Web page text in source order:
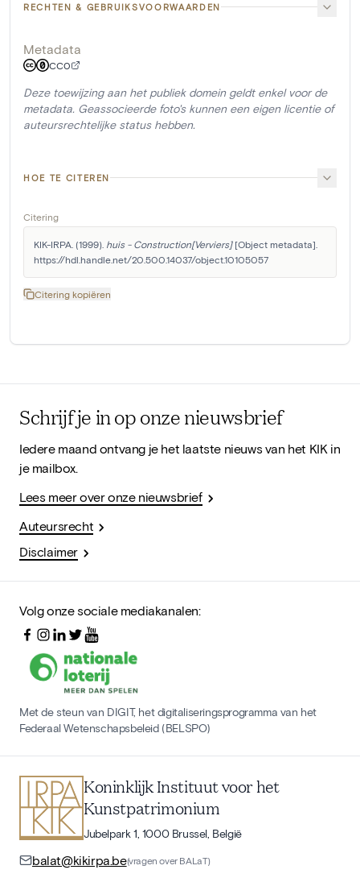
RECHTEN & GEBRUIKSVOORWAARDEN
Metadata
CC0
Deze toewijzing aan het publiek domein geldt enkel voor de
metadata. Geassocieerde foto's kunnen een eigen licentie of
auteursrechtelijke status hebben.
HOE TE CITEREN
Citering
KIK-IRPA. (1999). huis - Construction[Verviers] [Object metadata].
https://hdl.handle.net/20.500.14037/object.10105057
Citering kopiëren
Schrijf je in op onze nieuwsbrief
Iedere maand ontvang je het laatste nieuws van het KIK in
je mailbox.
Lees meer over onze nieuwsbrief
Auteursrecht
Disclaimer
Volg onze sociale mediakanalen:
Met de steun van DIGIT, het digitaliseringsprogramma van het
Federaal Wetenschapsbeleid (BELSPO)
Koninklijk Instituut voor het
Kunstpatrimonium
Jubelpark 1, 1000 Brussel, België
balat@kikirpa.be(vragen over BALaT)